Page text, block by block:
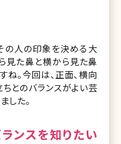
の人の印象を決める大
見た鼻と横から見た鼻
ね。今回は、正面、横向
とのバランスがよい芸
した。
ンスを知りたい